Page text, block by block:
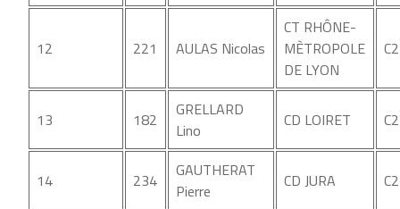
12 221 AULAS Nicolas
CT RHÔNE-
MÈTROPOLE
DE LYON
C2
13 182
GRELLARD
Lino
CD LOIRET C2
14 234
GAUTHERAT
Pierre
CD JURA C2